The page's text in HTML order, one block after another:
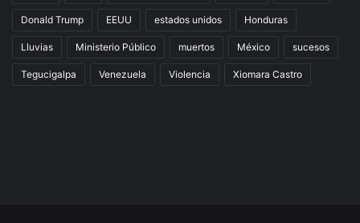
Donald Trump EEUU estados unidos Honduras
Lluvias Ministerio Público muertos México sucesos
Tegucigalpa Venezuela Violencia Xiomara Castro